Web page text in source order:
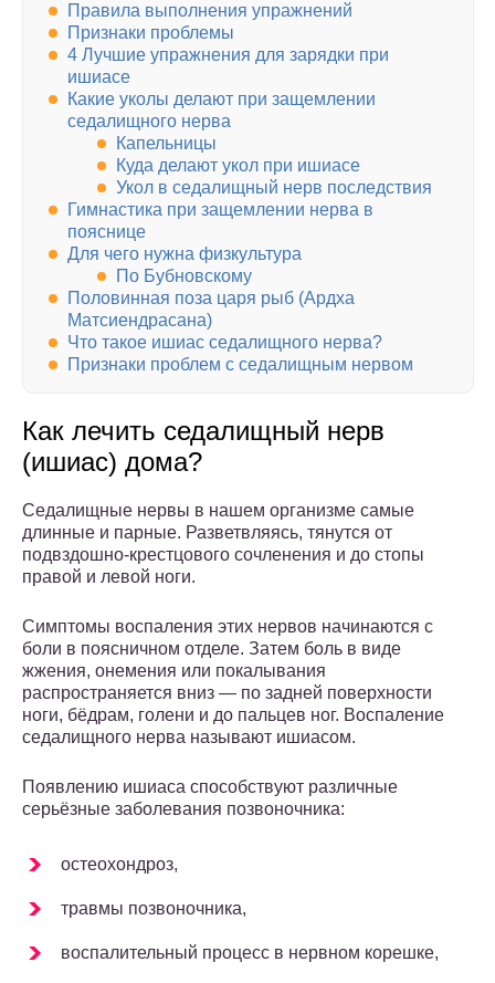
Правила выполнения упражнений
Признаки проблемы
4 Лучшие упражнения для зарядки при
ишиасе
Какие уколы делают при защемлении
седалищного нерва
Капельницы
Куда делают укол при ишиасе
Укол в седалищный нерв последствия
Гимнастика при защемлении нерва в
пояснице
Для чего нужна физкультура
По Бубновскому
Половинная поза царя рыб (Ардха
Матсиендрасана)
Что такое ишиас седалищного нерва?
Признаки проблем с седалищным нервом
Как лечить седалищный нерв
(ишиас) дома?
Седалищные нервы в нашем организме самые
длинные и парные. Разветвляясь, тянутся от
подвздошно-крестцового сочленения и до стопы
правой и левой ноги.
Симптомы воспаления этих нервов начинаются с
боли в поясничном отделе. Затем боль в виде
жжения, онемения или покалывания
распространяется вниз — по задней поверхности
ноги, бёдрам, голени и до пальцев ног. Воспаление
седалищного нерва называют ишиасом.
Появлению ишиаса способствуют различные
серьёзные заболевания позвоночника:
остеохондроз,
травмы позвоночника,
воспалительный процесс в нервном корешке,